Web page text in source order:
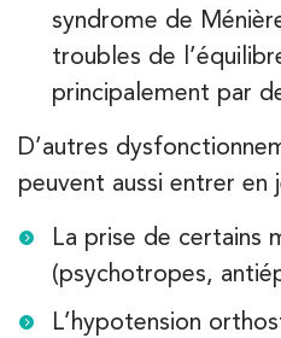
syndrome de
troubles de
principalement par
D’autres
peuvent aussi entrer en
La prise de certains
(psychotropes,
L’hypotension
3 Av. André
Billancourt
3 Av. André
01 48 25 34 79
PRENEZ RDV SUR
PRENEZ RDV SUR
IK Paris 17 – Villiers
Kinésithérapie